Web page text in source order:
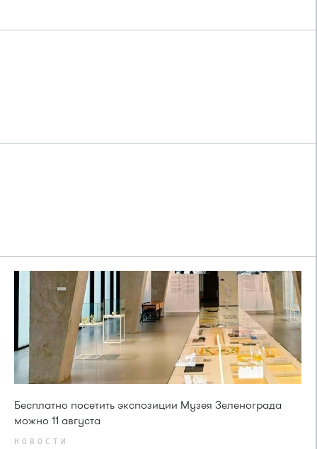
Бесплатно посетить экспозиции Музея Зеленограда
можно 11 августа
НОВОСТИ